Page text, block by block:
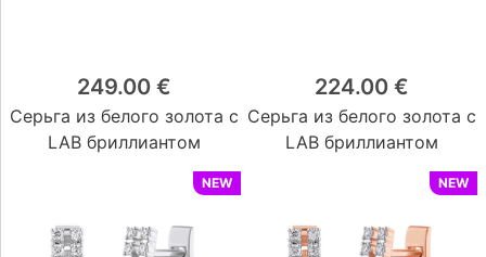
249.00 €
Серьга из белого золота с
LAB бриллиантом
224.00 €
Серьга из белого золота с
LAB бриллиантом
NEW NEW